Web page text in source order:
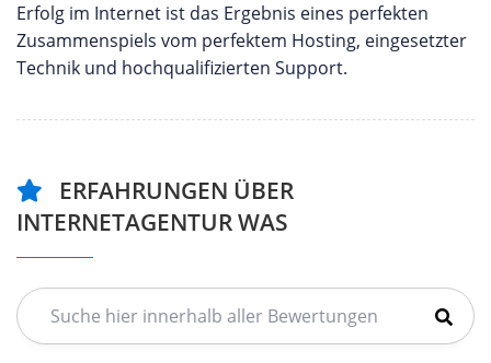
Erfolg im Internet ist das Ergebnis eines perfekten
Zusammenspiels vom perfektem Hosting, eingesetzter
Technik und hochqualifizierten Support.
ERFAHRUNGEN ÜBER
INTERNETAGENTUR WAS